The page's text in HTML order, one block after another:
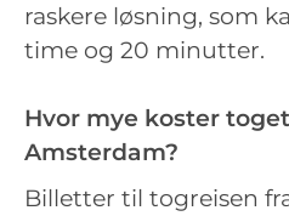
raskere løsning, som
time og 20 minutter.
Hvor mye koster
Amsterdam?
Billetter til togreisen